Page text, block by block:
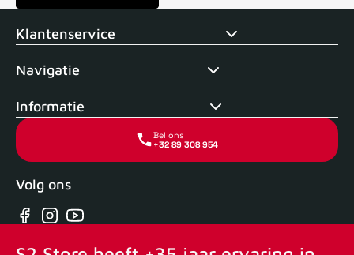
Voor 15uur besteld, zelfde dag verstuurd Echte winkel +35
Klantenservice
Navigatie
Informatie
Bel ons
+32 89 308 954
Volg ons
Facebook
Instagram
YouTube